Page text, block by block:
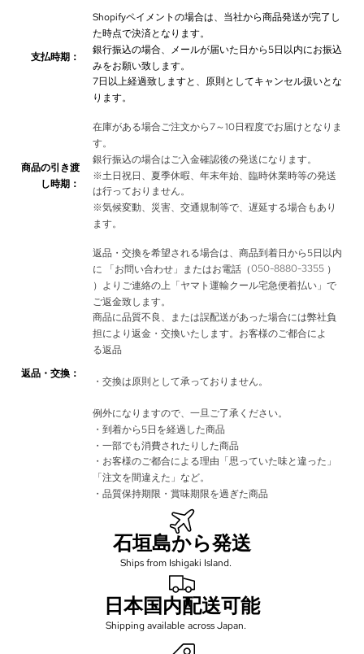
支払時期：
Shopifyペイメントの場合は、当社から商品発送が完了し
た時点で決済となります。
銀行振込の場合、メールが届いた日から5日以内にお振込
みをお願い致します。
7日以上経過致しますと、原則としてキャンセル扱いとな
ります。
商品の引き渡
し時期：
在庫がある場合ご注文から7～10日程度でお届けとなりま
す。
銀行振込の場合はご入金確認後の発送になります。
※土日祝日、夏季休暇、年末年始、臨時休業時等の発送
は行っておりません。
※気候変動、災害、交通規制等で、遅延する場合もあり
ます。
返品・交換：
返品・交換を希望される場合は、商品到着日から5日以内
に 「お問い合わせ」またはお電話（050-8880-3355 ）
）よりご連絡の上「ヤマト運輸クール宅急便着払い」で
ご返金致します。
商品に品質不良、または誤配送があった場合には弊社負
担により返金・交換いたします。お客様のご都合によ
る返品
・交換は原則として承っておりません。
例外になりますので、一旦ご了承ください。
・到着から5日を経過した商品
・一部でも消費されたりした商品
・お客様のご都合による理由「思っていた味と違った」
「注文を間違えた」など。
・品質保持期限・賞味期限を過ぎた商品
石垣島から発送
Ships from Ishigaki Island.
日本国内配送可能
Shipping available across Japan.